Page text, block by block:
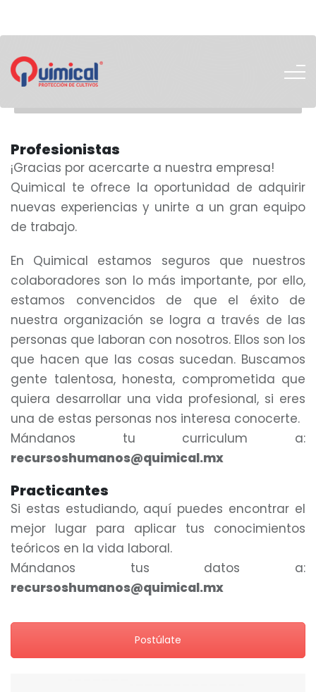
Profesionistas
¡Gracias por acercarte a nuestra empresa!
Quimical te ofrece la oportunidad de adquirir
nuevas experiencias y unirte a un gran equipo
de trabajo.
En Quimical estamos seguros que nuestros
colaboradores son lo más importante, por ello,
estamos convencidos de que el éxito de
nuestra organización se logra a través de las
personas que laboran con nosotros. Ellos son los
que hacen que las cosas sucedan. Buscamos
gente talentosa, honesta, comprometida que
quiera desarrollar una vida profesional, si eres
una de estas personas nos interesa conocerte.
Mándanos tu curriculum a:
recursoshumanos@quimical.mx
Practicantes
Si estas estudiando, aquí puedes encontrar el
mejor lugar para aplicar tus conocimientos
teóricos en la vida laboral.
Mándanos tus datos a:
recursoshumanos@quimical.mx
Postúlate